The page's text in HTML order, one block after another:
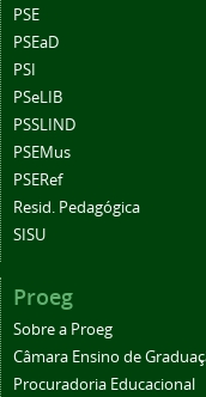
PSE
PSEaD
PSI
PSeLIB
PSSLIND
PSEMus
PSERef
Resid. Pedagógica
SISU
Proeg
Sobre a Proeg
Câmara Ensino de
Procuradoria Educacional